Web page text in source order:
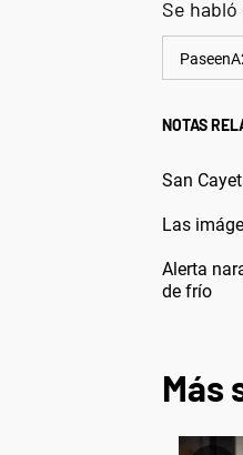
Se habló
NOTAS
San
Las
Alerta
de frío
Más